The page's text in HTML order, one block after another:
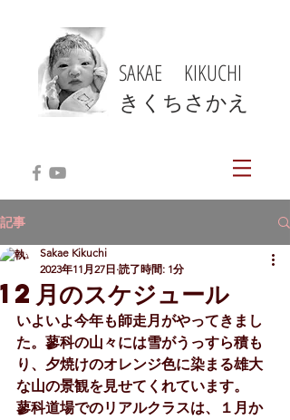
SAKAE KIKUCHI
​きくちさかえ
記事
12月のスケジュール
Sakae Kikuchi
2023年11月27日 読了時間: 1分
いよいよ今年も師走月がやってきまし
た。蓼科の山々には雪がうっすら積も
り、夕焼けのオレンジ色に染まる雄大
な山の景観を見せてくれています。
蓼科道場でのリアルクラスは、１月か